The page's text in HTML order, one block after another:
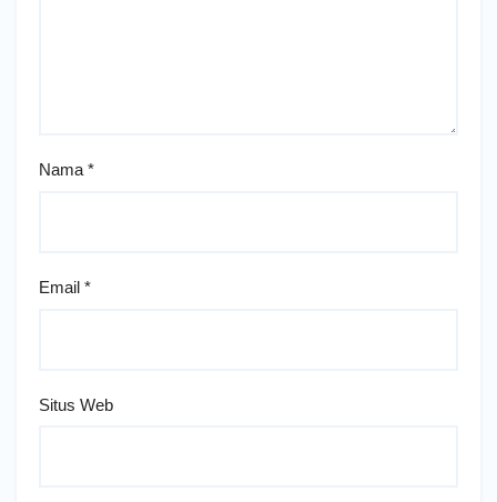
Nama *
Email *
Situs Web